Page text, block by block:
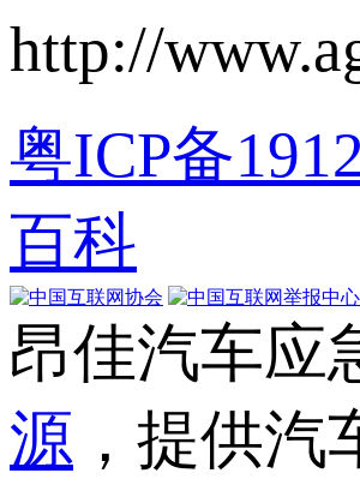
http://
粤ICP备
百科
昂佳汽车应
源 ，提供